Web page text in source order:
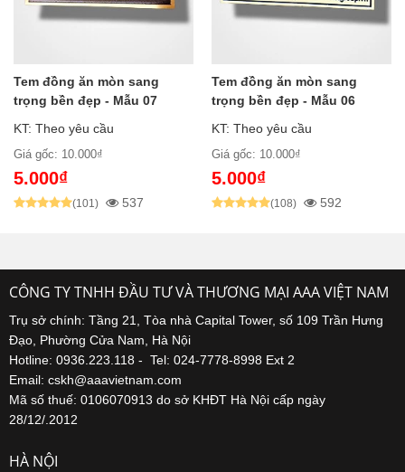
Tem đồng ăn mòn sang
trọng bền đẹp - Mẫu 07
KT: Theo yêu cầu
Giá gốc: 10.000₫
5.000₫
(101) 537
Tem đồng ăn mòn sang
trọng bền đẹp - Mẫu 06
KT: Theo yêu cầu
Giá gốc: 10.000₫
5.000₫
(108) 592
CÔNG TY TNHH ĐẦU TƯ VÀ THƯƠNG MẠI AAA VIỆT NAM
Trụ sở chính: Tầng 21, Tòa nhà Capital Tower, số 109 Trần Hưng
Đạo, Phường Cửa Nam, Hà Nội
Hotline: 0936.223.118 - Tel: 024-7778-8998 Ext 2
Email: cskh@aaavietnam.com
Mã số thuế: 0106070913 do sở KHĐT Hà Nội cấp ngày
28/12/.2012
HÀ NỘI